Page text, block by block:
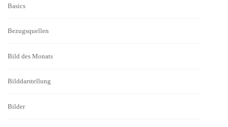
Basics
Bezugsquellen
Bild des Monats
Bilddarstellung
Bilder